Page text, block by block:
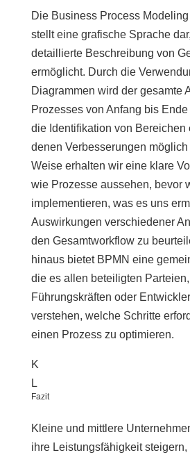
Die Business Process
stellt eine grafische Sprache
detaillierte Beschreibung von
ermöglicht. Durch die
Diagrammen wird der gesamte
Prozesses von Anfang bis
die Identifikation von Bereichen
denen Verbesserungen
Weise erhalten wir eine klare
wie Prozesse aussehen, bevor
implementieren, was es uns
Auswirkungen verschiedener
den Gesamtworkflow zu
hinaus bietet BPMN eine
die es allen beteiligten
Führungskräften oder
verstehen, welche Schritte
einen Prozess zu optimieren.
K
L
Fazit
Kleine und mittlere
ihre Leistungsfähigkeit